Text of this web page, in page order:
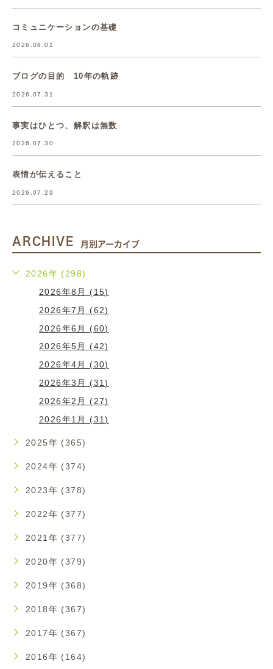
コミュニケーションの基礎
2026.08.01
ブログの目的 10年の軌跡
2026.07.31
事実はひとつ、解釈は無数
2026.07.30
表情が伝えること
2026.07.29
ARCHIVE 月別アーカイブ
2026年 (298)
2026年8月 (15)
2026年7月 (62)
2026年6月 (60)
2026年5月 (42)
2026年4月 (30)
2026年3月 (31)
2026年2月 (27)
2026年1月 (31)
2025年 (365)
2024年 (374)
2023年 (378)
2022年 (377)
2021年 (377)
2020年 (379)
2019年 (368)
2018年 (367)
2017年 (367)
2016年 (164)